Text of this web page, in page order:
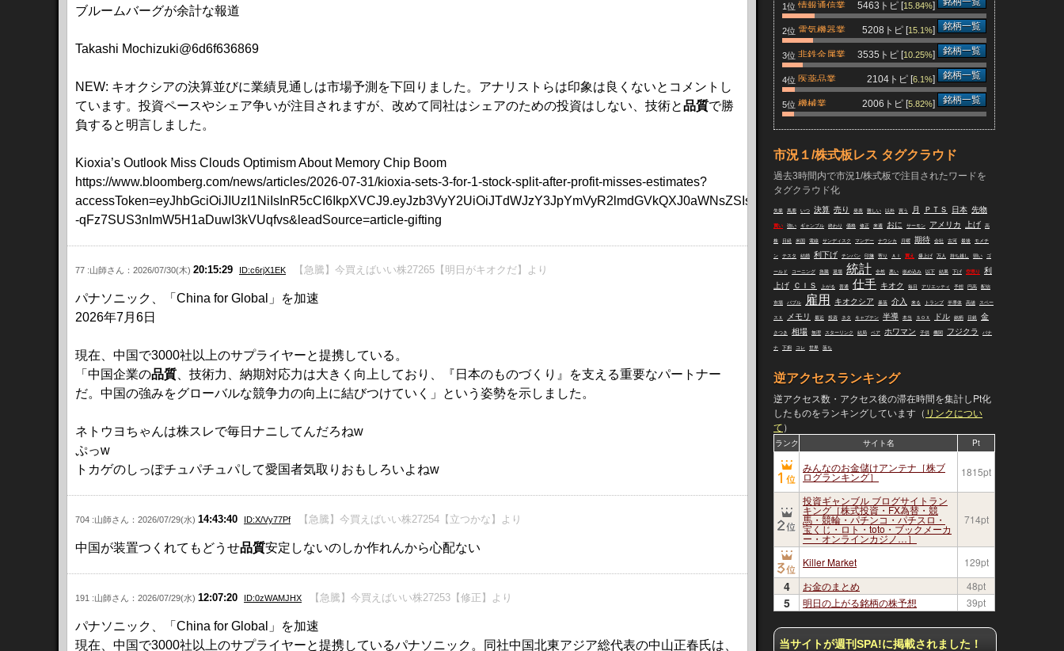
ブルームバーグが余計な報道
Takashi Mochizuki@6d6f636869
NEW: キオクシアの決算並びに業績見通しは市場予測を下回りました。アナリストらは印象は良くないとコメントし
ています。投資ペースやシェア争いが注目されますが、改めて同社はシェアのための投資はしない、技術と品質で勝
負すると明言しました。
Kioxia’s Outlook Miss Clouds Optimism About Memory Chip Boom
https://www.bloomberg.com/news/articles/2026-07-31/kioxia-sets-3-for-1-stock-split-after-profit-misses-estimates?
-qFz7SUS3nImW5H1aDuwI3kVUqfvs&leadSource=article-gifting
77 :山師さん：2026/07/30(木) 20:15:29 ID:c6rjX1EK 【急騰】今買えばいい株27265【明日がキオクだ】より
パナソニック、「China for Global」を加速
2026年7月6日
現在、中国で3000社以上のサプライヤーと提携している。
「中国企業の品質 、技術力、納期対応力は大きく向上しており、『日本のものづくり』を支える重要なパートナー
だ。中国の強みをグローバルな競争力の向上に結びつけていく」という姿勢を示しました。
ネトウヨちゃんは株スレで毎日ナニしてんだろねw
ぷっw
トカゲのしっぽチュパチュパして愛国者気取りおもしろいよねw
704 :山師さん：2026/07/29(水) 14:43:40 ID:X/Vy77Pf 【急騰】今買えばいい株27254【立つかな】より
中国が装置つくれてもどうせ品質安定しないのしか作れんから心配ない
191 :山師さん：2026/07/29(水) 12:07:20 ID:0zWAMJHX 【急騰】今買えばいい株27253【修正】より
パナソニック、「China for Global」を加速
現在、中国で3000社以上のサプライヤーと提携しているパナソニック。同社中国北東アジア総代表の中山正春氏は、
1位 情報通信業 5463トピ [15.84%]
2位 電気機器業 5208トピ [15.1%] 銘柄一覧
3位 非鉄金属業 3535トピ [10.25%] 銘柄一覧
4位 医薬品業 2104トピ [6.1%] 銘柄一覧
5位 機械業 2006トピ [5.82%] 銘柄一覧
市況１/株式板レス タグクラウド
過去3時間内で市況1/株式板で注目されたワードを
タグクラウド化
失業 馬鹿 いつ 決算 売り 発表 難しい 以外 買う 月 ＰＴＳ 日本 先物
買い 強い ギャンブル 終わり 価格 修正 来週 おに サーモン アメリカ 上げ 高
株 日経 米国 電線 サンディスク マンデー ナウシカ 月曜 期待 会社 古河 最後 モメチ
ン テスタ 結婚 利下げ チンパン 印旛 寄り ＡＩ 買え 爆上げ 万人 持ち越し 弱い ゴ
ールド コーニング 急騰 退場 統計 全然 悪い 嵌め込み 以下 結果 下げ 空売り
利
上げ
ＣＩＳ 上がる 普通 仕手 キオク 毎日 アリエッティ 予想 円高 配信
市場 バブル 雇用 キオクシア 暴落 介入 来る トランプ 半導体 高値 スペー
スＸ メモリ 最近 投資 ネタ キャプテン 半導 本当 ＳＯＸ ドル 銘柄 日銀 金
さつき 相場 無理 スターリンク 結局 ベア ホワマン 子供 機関 フジクラ バナ
ナ 下痢 コレ 世界 落ち
逆アクセスランキング
逆アクセス数・アクセス後の滞在時間を集計しPt化
したものをランキングしています（ リンクについ
て）
ランク サイト名 Pt
みんなのお金儲けアンテナ［株ブ
ログランキング］ 1815pt
投資ギャンブル ブログサイトラン
キング［株式投資・FX為替・競
馬・競輪・パチンコ・パチスロ・
宝くじ・ロト・toto・ブックメーカ
ー・オンラインカジノ…］
714pt
Killer Market 129pt
4 お金のまとめ 48pt
5 明日の上がる銘柄の株予想 39pt
当サイトが週刊SPA!に掲載されました！